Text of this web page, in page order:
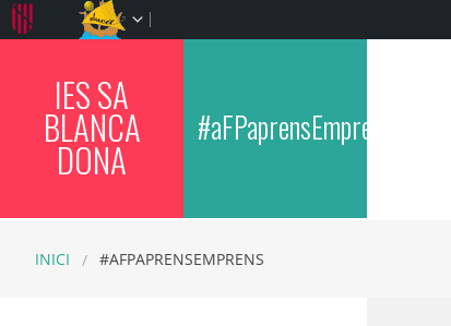
IES SA
BLANCA
DONA
#aFPaprensEmprens
INICI #AFPAPRENSEMPRENS